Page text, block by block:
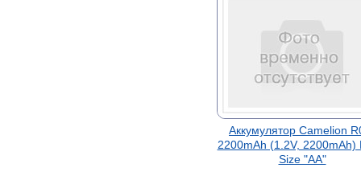
Аккумулятор Camelion
2200mAh (1.2V, 2200mAh)
Size "AA"